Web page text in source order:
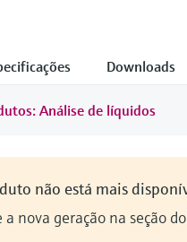
Downloads
Análise de líquidos
não está mais
nova geração na seção